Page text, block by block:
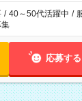
/ 40～50代活躍中 /
応募する